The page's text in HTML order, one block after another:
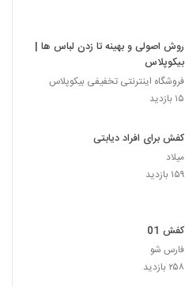
روش اصولی و بهینه تا زدن لباس ها |
بیکوپلاس
فروشگاه اینترنتی تخفیفی بیکوپلاس
۱۵ بازدید
کفش برای افراد دیابتی
میلاد
۱۵۹ بازدید
کفش 01
فارس شو
۲۵۸ بازدید